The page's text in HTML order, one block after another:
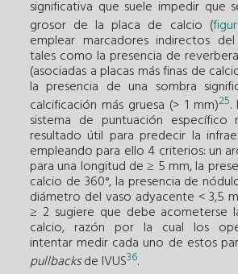
significativa que suele impedir que
grosor de la placa de calcio (
emplear marcadores indirectos
tales como la presencia de
(asociadas a placas más finas de
la presencia de una sombra
calcificación más gruesa (> 1 mm)25.
sistema de puntuación específico
resultado útil para predecir la
empleando para ello 4 criterios: un
para una longitud de ≥ 5 mm, la
calcio de 360°, la presencia de
diámetro del vaso adyacente < 3,5
≥ 2 sugiere que debe acometerse
calcio, razón por la cual los
intentar medir cada uno de estos
pullbacksde IVUS36.